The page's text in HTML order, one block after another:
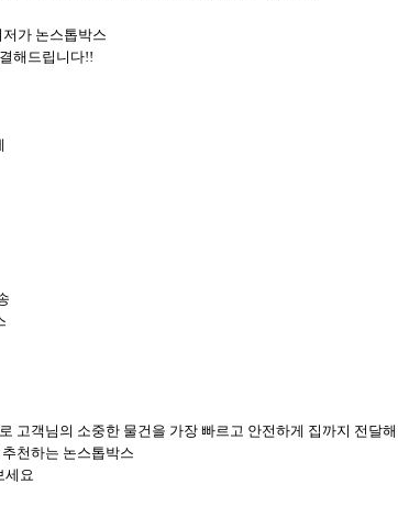
가 논스톱박스
해드립니다!!
고객님의 소중한 물건을 가장 빠르고 안전하게 집까지 전달
천하는 논스톱박스
세요